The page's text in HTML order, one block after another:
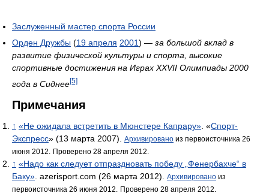
Заслуженный мастер спорта России
Орден Дружбы (19 апреля 2001) — за большой вклад в
развитие физической культуры и спорта, высокие
спортивные достижения на Играх XXVII Олимпиады 2000
года в Сиднее[5]
Примечания
↑ «Не ожидала встретить в Мюнстере Капрару». «Спорт-
Экспресс» (13 марта 2007). Архивировано из первоисточника 26
июня 2012.
Проверено 28 апреля 2012.
↑ «Надо как следует отпраздновать победу „Фенербахче“ в
Баку». azerisport.com (26 марта 2012). Архивировано из
первоисточника 26 июня 2012.
Проверено 28 апреля 2012.